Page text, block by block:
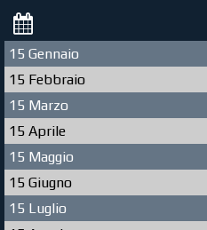
15 Gennaio
15 Febbraio
15 Marzo
15 Aprile
15 Maggio
15 Giugno
15 Luglio